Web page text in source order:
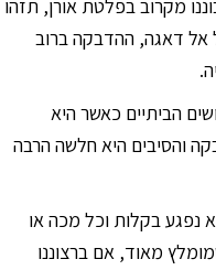
מקרוב בפלטת אורן, תזהו
אל דאגה, ההדבקה ברוב
הביתיים כאשר היא
והסיבים היא חלשה הרבה
נפגע בקלות וכל מכה או
מאוד, אם ברצוננו